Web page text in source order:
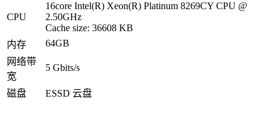
CPU
16core Intel(R) Xeon(R) Platinum 8269CY CPU @
2.50GHz
Cache size: 36608 KB
内存
64GB
网络带
宽
5 Gbits/s
磁盘 ESSD 云盘